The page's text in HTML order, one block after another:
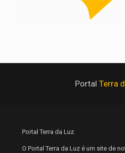
Portal Terra
Portal Terra da Luz
O Portal Terra da Luz é um site de